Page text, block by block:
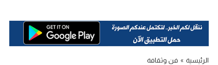
الرئيسية » فن وثقافة